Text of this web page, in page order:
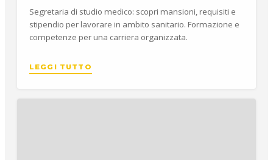
Segretaria di studio medico: scopri mansioni, requisiti e
stipendio per lavorare in ambito sanitario. Formazione e
competenze per una carriera organizzata.
LEGGI TUTTO